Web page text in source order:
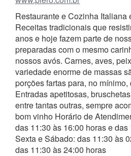
Restaurante e Cozinha Italiana
Receitas tradicionais que
anos e hoje fazem parte de
preparadas com o mesmo
nossos avós. Carnes, aves,
variedade enorme de massas
porções fartas para, no
Entradas apetitosas,
entre tantas outras, sempre
bom vinho Horário de
das 11:30 às 16:00 horas e
Sexta e Sábado: das 11:30 às
das 11:30 às 24:00 horas